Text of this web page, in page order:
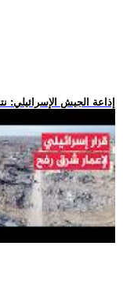
.. إذاعة الجيش